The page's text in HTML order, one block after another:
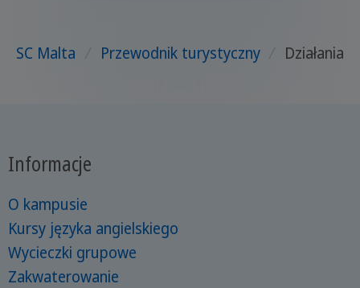
SC Malta Przewodnik turystyczny Działania
Informacje
O kampusie
Kursy języka angielskiego
Wycieczki grupowe
Zakwaterowanie